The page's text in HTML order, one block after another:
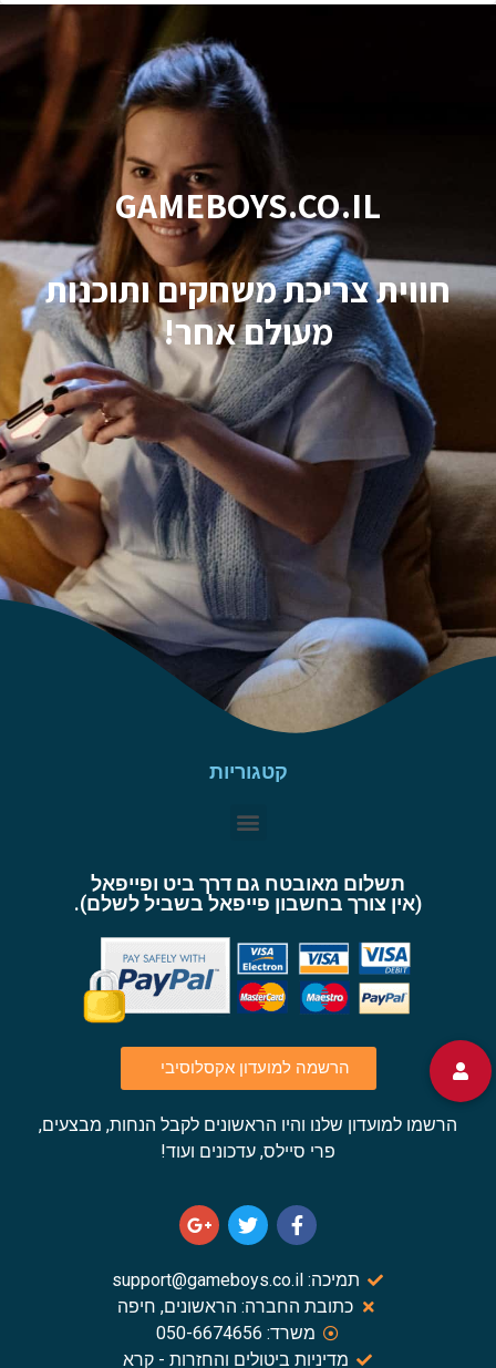
GAMEBOYS.CO.IL
חווית צריכת משחקים ותוכנות
מעולם אחר!
קטגוריות
תשלום מאובטח גם דרך ביט ופייפאל
(אין צורך בחשבון פייפאל בשביל לשלם).
הרשמה למועדון אקסלוסיבי
הרשמו למועדון שלנו והיו הראשונים לקבל הנחות, מבצעים,
פרי סיילס, עדכונים ועוד!
תמיכה: support@gameboys.co.il
כתובת החברה: הראשונים, חיפה
משרד: 050-6674656
מדיניות ביטולים והחזרות - קרא